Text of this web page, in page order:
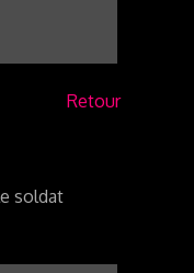
Retour
soldat